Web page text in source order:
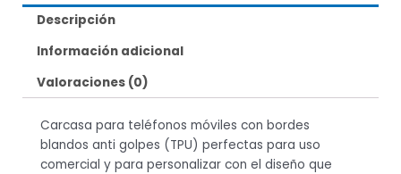
b a
Descripción
Información adicional
Valoraciones (0)
Carcasa para teléfonos móviles con bordes
blandos anti golpes (TPU) perfectas para uso
comercial y para personalizar con el diseño que